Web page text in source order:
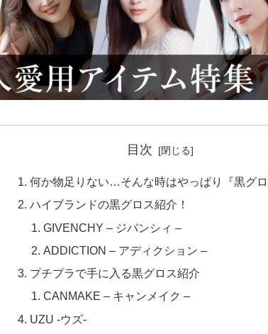
目次
何か物足りない…そんな時はやっぱり『黒グロ
ハイブランドの黒グロス紹介！
GIVENCHY – ジバンシィ –
ADDICTION – アディクション –
プチプラで手に入る黒グロス紹介
CANMAKE – キャンメイク –
UZU -ウズ‐